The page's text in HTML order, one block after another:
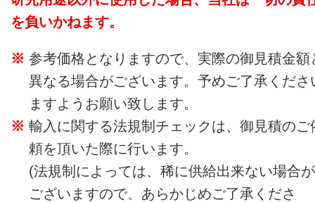
を負いかねます。
参考価格となりますので、実際の御見積金額
異なる場合がございます。予めご了承くださ
ますようお願い致します。
輸入に関する法規制チェックは、御見積のご
頼を頂いた際に行います。
(法規制によっては、稀に供給出来ない場合が
ございますので、あらかじめご了承くださ